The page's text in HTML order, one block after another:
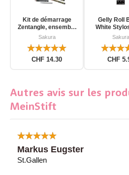
Kit de démarrage
Zentangle, ensemble
d'outils pour
Sakura
CHF 14.30
Gelly Roll
White
pièces
Sakura
CHF
Autres avis sur les
MeinStift
Markus Eugster
St.Gallen